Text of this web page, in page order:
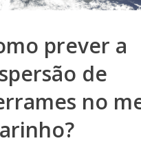
prever a
de
no